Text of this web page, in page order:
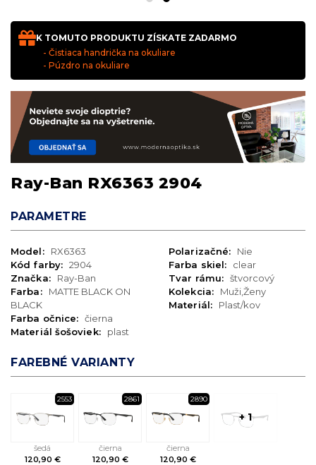
K TOMUTO PRODUKTU ZÍSKATE ZADARMO
- Čistiaca handrička na okuliare
- Púzdro na okuliare
Ray-Ban RX6363 2904
PARAMETRE
Model:
RX6363
Kód farby: 2904
Značka:
Ray-Ban
Farba:
MATTE BLACK ON
BLACK
Farba očnice: čierna
Materiál šošoviek:
plast
Polarizačné:
Nie
Farba skiel:
clear
Tvar rámu: štvorcový
Kolekcia:
Muži,Ženy
Materiál:
Plast/kov
FAREBNÉ VARIANTY
2553
šedá
120,90 €
2861
čierna
120,90 €
2890
čierna
120,90 €
+ 1